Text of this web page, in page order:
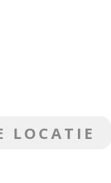
LOCATIE